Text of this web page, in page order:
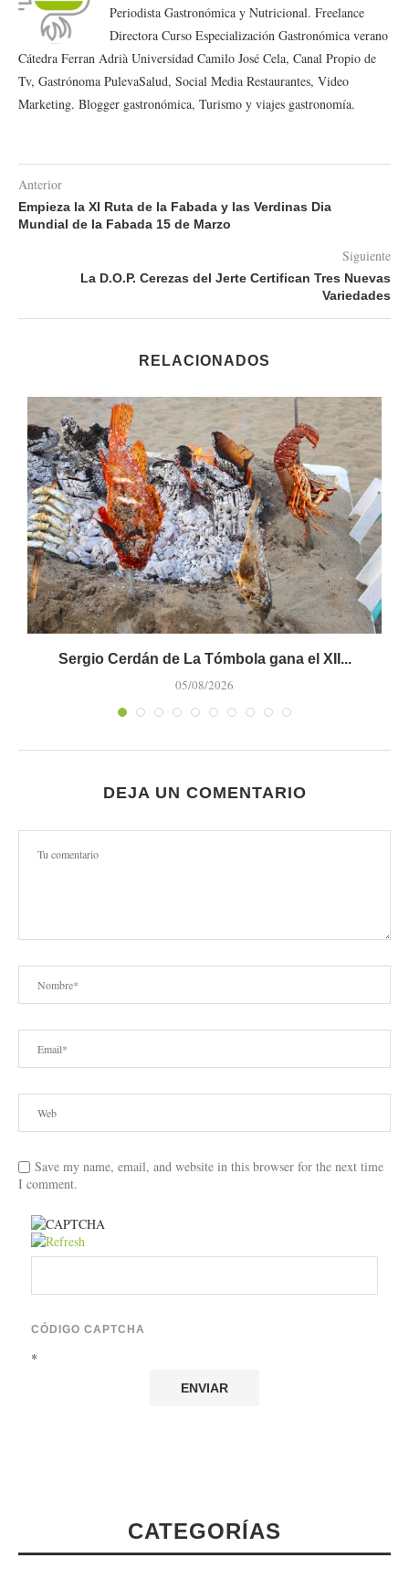
Periodista Gastronómica y Nutricional. Freelance
Directora Curso Especialización Gastronómica verano
Cátedra Ferran Adrià Universidad Camilo José Cela, Canal Propio de
Tv, Gastrónoma PulevaSalud, Social Media Restaurantes, Video
Marketing. Blogger gastronómica, Turismo y viajes gastronomía.
Anterior
Empieza la XI Ruta de la Fabada y las Verdinas Dia
Mundial de la Fabada 15 de Marzo
Siguiente
La D.O.P. Cerezas del Jerte Certifican Tres Nuevas
Variedades
RELACIONADOS
Sergio Cerdán de La Tómbola gana el XII...
05/08/2026
DEJA UN COMENTARIO
Save my name, email, and website in this browser for the next time
I comment.
CÓDIGO CAPTCHA
*
CATEGORÍAS